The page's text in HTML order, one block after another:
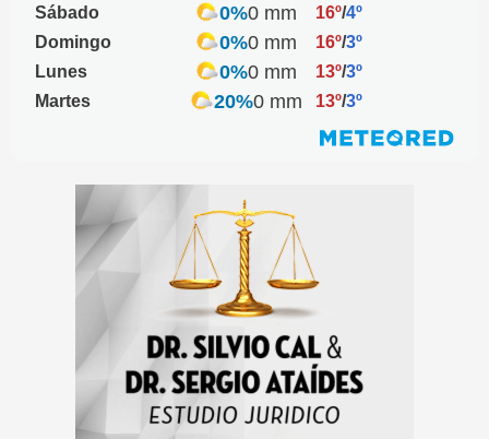
Sábado 0%0 mm 16º/4º
Domingo
0%0 mm 16º/3º
Lunes
0%0 mm 13º/3º
Martes
20%0 mm 13º/3º